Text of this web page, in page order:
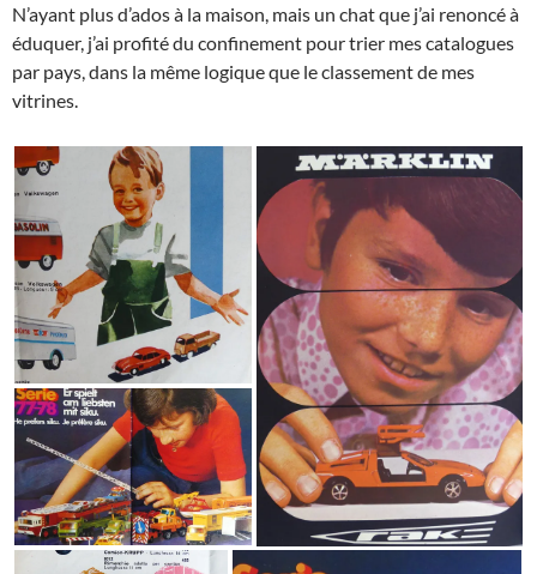
N’ayant plus d’ados à la maison, mais un chat que j’ai renoncé à
éduquer, j’ai profité du confinement pour trier mes catalogues
par pays, dans la même logique que le classement de mes
vitrines.